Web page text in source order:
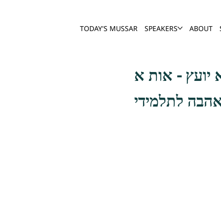
TODAY'S MUSSAR SPEAKERS ABOUT
לתלמידי